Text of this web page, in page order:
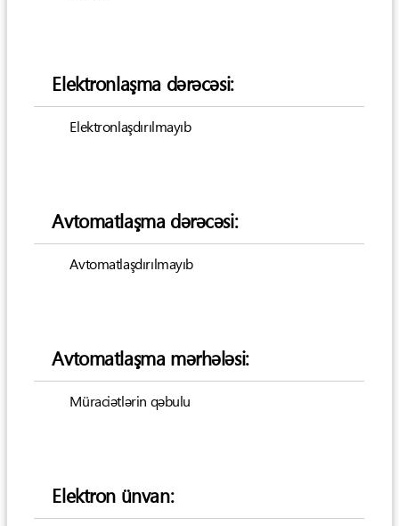
Elektronlaşma dərəcəsi:
Elektronlaşdırılmayıb
Avtomatlaşma dərəcəsi:
Avtomatlaşdırılmayıb
Avtomatlaşma mərhələsi:
Müraciətlərin qəbulu
Elektron ünvan: